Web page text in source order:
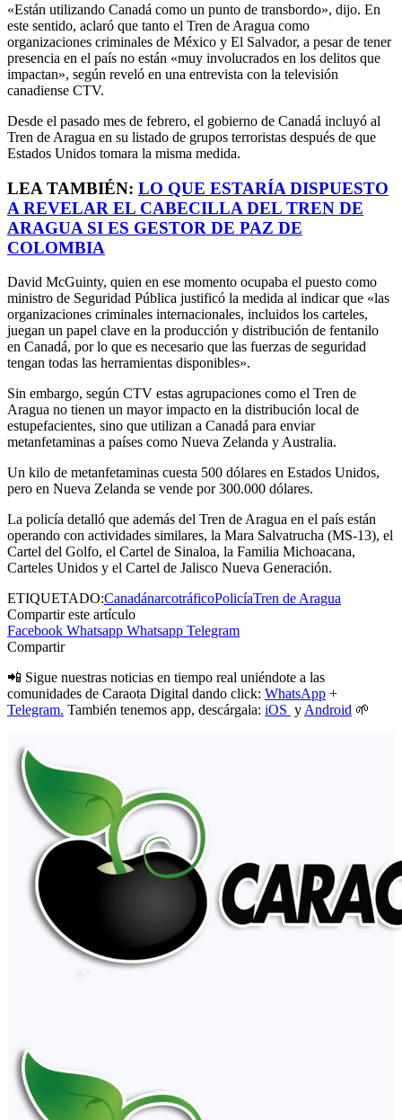
«Están utilizando Canadá como un punto de transbordo», dijo. En
este sentido, aclaró que tanto el Tren de Aragua como
organizaciones criminales de México y El Salvador, a pesar de tener
presencia en el país no están «muy involucrados en los delitos que
impactan», según reveló en una entrevista con la televisión
canadiense CTV.
Desde el pasado mes de febrero, el gobierno de Canadá incluyó al
Tren de Aragua en su listado de grupos terroristas después de que
Estados Unidos tomara la misma medida.
LEA TAMBIÉN: LO QUE ESTARÍA DISPUESTO
A REVELAR EL CABECILLA DEL TREN DE
ARAGUA SI ES GESTOR DE PAZ DE
COLOMBIA
David McGuinty, quien en ese momento ocupaba el puesto como
ministro de Seguridad Pública justificó la medida al indicar que «las
organizaciones criminales internacionales, incluidos los carteles,
juegan un papel clave en la producción y distribución de fentanilo
en Canadá, por lo que es necesario que las fuerzas de seguridad
tengan todas las herramientas disponibles».
Sin embargo, según CTV estas agrupaciones como el Tren de
Aragua no tienen un mayor impacto en la distribución local de
estupefacientes, sino que utilizan a Canadá para enviar
metanfetaminas a países como Nueva Zelanda y Australia.
Un kilo de metanfetaminas cuesta 500 dólares en Estados Unidos,
pero en Nueva Zelanda se vende por 300.000 dólares.
La policía detalló que además del Tren de Aragua en el país están
operando con actividades similares, la Mara Salvatrucha (MS-13), el
Cartel del Golfo, el Cartel de Sinaloa, la Familia Michoacana,
Carteles Unidos y el Cartel de Jalisco Nueva Generación.
ETIQUETADO:CanadánarcotráficoPolicíaTren de Aragua
Compartir este artículo
Facebook Whatsapp Whatsapp Telegram
Compartir
📲 Sigue nuestras noticias en tiempo real uniéndote a las
comunidades de Caraota Digital dando click: WhatsApp +
Telegram. También tenemos app, descárgala: iOS y Android 🌱